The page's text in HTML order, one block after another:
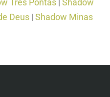
Três Pontas |Shadow
Deus |Shadow Minas